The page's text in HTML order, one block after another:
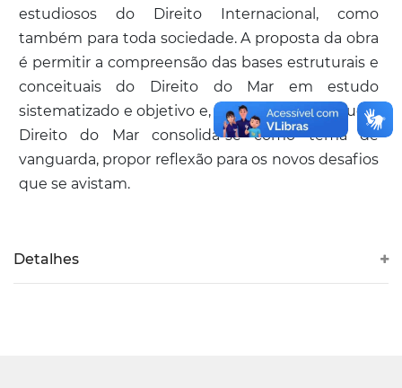
estudiosos do Direito Internacional, como
também para toda sociedade. A proposta da obra
é permitir a compreensão das bases estruturais e
conceituais do Direito do Mar em estudo
sistematizado e objetivo e, no contexto em que o
Direito do Mar consolida-se como tema de
vanguarda, propor reflexão para os novos desafios
que se avistam.
Detalhes